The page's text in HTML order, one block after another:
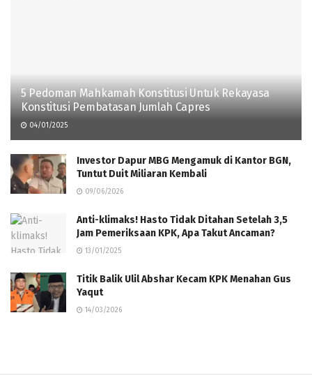
5 Pedoman Mahkamah Konstitusi Untuk Rekayasa
Konstitusi Pembatasan Jumlah Capres
04/01/2025
Investor Dapur MBG Mengamuk di Kantor BGN,
Tuntut Duit Miliaran Kembali
09/06/2026
Anti-klimaks! Hasto Tidak Ditahan Setelah 3,5
Jam Pemeriksaan KPK, Apa Takut Ancaman?
13/01/2025
Titik Balik Ulil Abshar Kecam KPK Menahan Gus
Yaqut
14/03/2026